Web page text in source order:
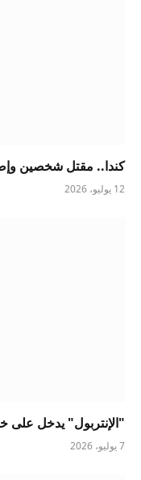
كندا.. مقتل شخصين وإصابة 5 آخرين في إطلاق نار
12 يوليو، 2026
"الإنتربول" يدخل على
7 يوليو، 2026